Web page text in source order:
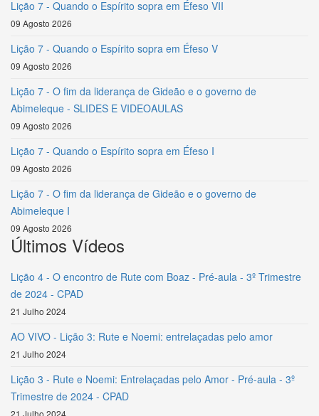
Lição 7 - Quando o Espírito sopra em Éfeso VII
09 Agosto 2026
Lição 7 - Quando o Espírito sopra em Éfeso V
09 Agosto 2026
Lição 7 - O fim da liderança de Gideão e o governo de
Abimeleque - SLIDES E VIDEOAULAS
09 Agosto 2026
Lição 7 - Quando o Espírito sopra em Éfeso I
09 Agosto 2026
Lição 7 - O fim da liderança de Gideão e o governo de
Abimeleque I
09 Agosto 2026
Últimos Vídeos
Lição 4 - O encontro de Rute com Boaz - Pré-aula - 3º Trimestre
de 2024 - CPAD
21 Julho 2024
AO VIVO - Lição 3: Rute e Noemi: entrelaçadas pelo amor
21 Julho 2024
Lição 3 - Rute e Noemi: Entrelaçadas pelo Amor - Pré-aula - 3º
Trimestre de 2024 - CPAD